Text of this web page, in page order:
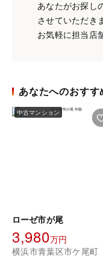
あなたがお探し
させていただき
お気軽に担当店
あなたへのおすす
中古マンション
ローゼ市が尾
3,980万円
横浜市青葉区市ケ尾町